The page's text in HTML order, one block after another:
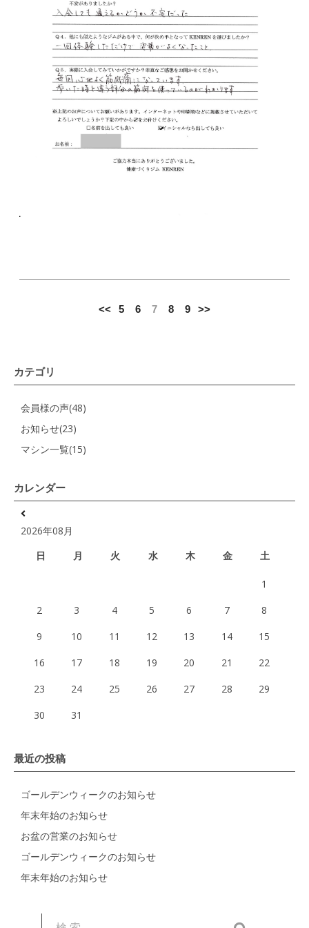
<< 5 6 7 8 9 >>
カテゴリ
会員様の声(48)
お知らせ(23)
マシン一覧(15)
カレンダー
2026年08月
日
月 火 水 木 金 土
1
2
3 4 5 6 7
8
9
10 11 12 13 14
15
16
17 18 19 20 21
22
23
24 25 26 27 28
29
30
31
最近の投稿
ゴールデンウィークのお知らせ
年末年始のお知らせ
お盆の営業のお知らせ
ゴールデンウィークのお知らせ
年末年始のお知らせ